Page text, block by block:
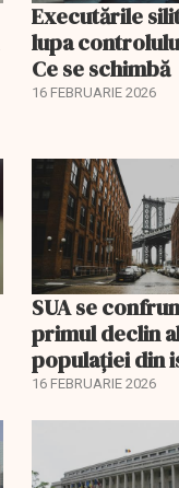
Executările
lupa
Ce se schimbă
16 FEBRUARIE 2026
SUA se
primul declin
populației din
16 FEBRUARIE 2026